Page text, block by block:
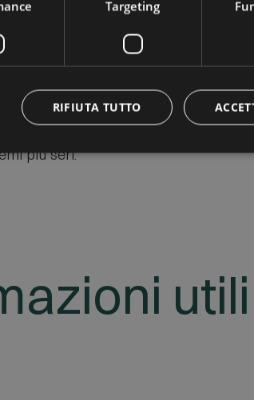
precocemente
o cambiamenti
per valutare la
o di tessuto
più seri.
utili
Targeting
RIFIUTA TUTTO